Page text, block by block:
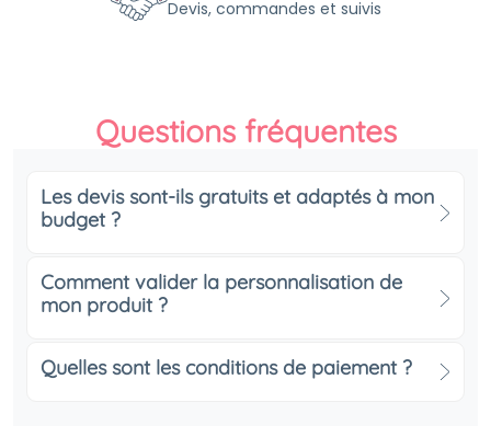
Devis, commandes et suivis
Questions fréquentes
Les devis sont-ils gratuits et adaptés à mon
budget ?
Comment valider la personnalisation de
mon produit ?
Quelles sont les conditions de paiement ?